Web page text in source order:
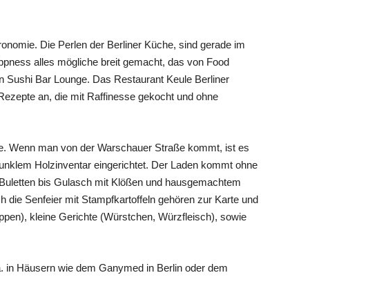
Die Perlen der Berliner Küche, sind gerade im
alles mögliche breit gemacht, das von Food
Bar Lounge. Das Restaurant Keule Berliner
an, die mit Raffinesse gekocht und ohne
Wenn man von der Warschauer Straße kommt, ist es
Holzinventar eingerichtet. Der Laden kommt ohne
bis Gulasch mit Klößen und hausgemachtem
die Senfeier mit Stampfkartoffeln gehören zur Karte und
kleine Gerichte (Würstchen, Würzfleisch), sowie
Häusern wie dem Ganymed in Berlin oder dem